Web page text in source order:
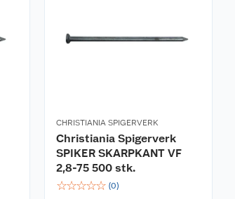
CHRISTIANIA SPIGERVERK
Christiania Spigerverk
SPIKER SKARPKANT VF
2,8-75 500 stk.
☆☆☆☆☆ (0)